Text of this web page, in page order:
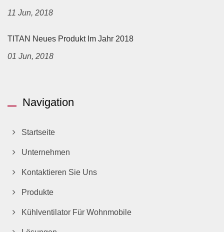
11 Jun, 2018
TITAN Neues Produkt Im Jahr 2018
01 Jun, 2018
Navigation
Startseite
Unternehmen
Kontaktieren Sie Uns
Produkte
Kühlventilator Für Wohnmobile